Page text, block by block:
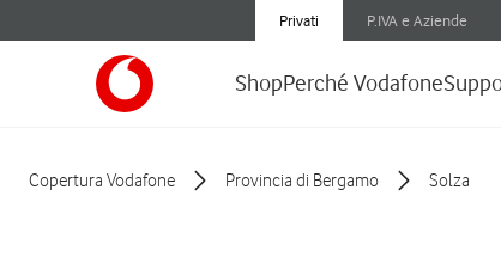
Privati P.IVA e Aziende
ShopPerché Vodafone
Copertura Vodafone Provincia di Bergamo Solza